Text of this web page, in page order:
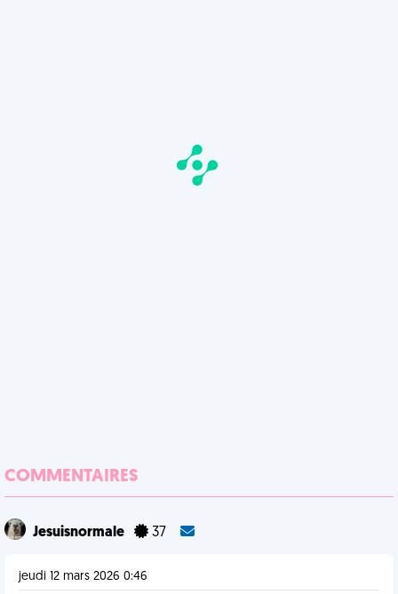
COMMENTAIRES
Jesuisnormale 37
jeudi 12 mars 2026 0:46